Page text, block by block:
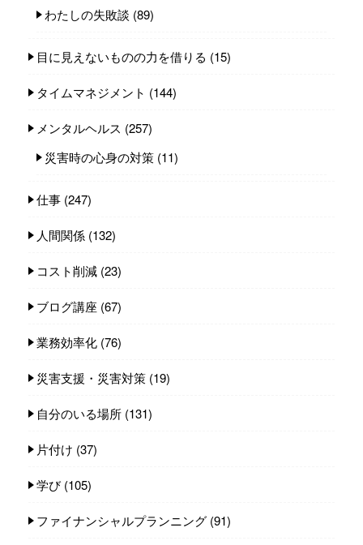
わたしの失敗談 (89)
目に見えないものの力を借りる (15)
タイムマネジメント (144)
メンタルヘルス (257)
災害時の心身の対策 (11)
仕事 (247)
人間関係 (132)
コスト削減 (23)
ブログ講座 (67)
業務効率化 (76)
災害支援・災害対策 (19)
自分のいる場所 (131)
片付け (37)
学び(105)
ファイナンシャルプランニング (91)